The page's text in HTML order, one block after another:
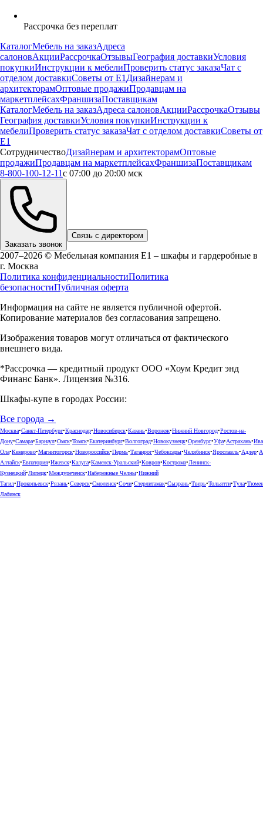
Рассрочка без переплат
КаталогМебель на заказАдреса
салоновАкцииРассрочкаОтзывыГеография доставкиУсловия
покупкиИнструкции к мебелиПроверить статус заказаЧат с
отделом доставкиСоветы от Е1 Дизайнерам и
архитекторамОптовые продажиПродавцам на
маркетплейсахФраншизаПоставщикам
КаталогМебель на заказАдреса салоновАкцииРассрочкаОтзывы
География доставкиУсловия покупкиИнструкции к
мебелиПроверить статус заказаЧат с отделом доставкиСоветы от
Е1
СотрудничествоДизайнерам и архитекторамОптовые
продажиПродавцам на маркетплейсахФраншизаПоставщикам
8-800-100-12-11с 07:00 до 20:00 мск
Заказать звонок
Связь с директором
2007–2026 © Мебельная компания Е1 – шкафы и гардеробные в
г. Москва
Политика конфиденциальностиПолитика
безопасностиПубличная оферта
Информация на сайте не является публичной офертой.
Копирование материалов без согласования запрещено.
Изображения товаров могут отличаться от фактического
внешнего вида.
*Рассрочка — кредитный продукт ООО «Хоум Кредит энд
Финанс Банк». Лицензия №316.
Шкафы-купе в городах России:
Все города →
Москва•Санкт-Петербург•Краснодар•Новосибирск•Казань•Воронеж•Нижний Новгород•Ростов-на-
Дону•Самара•Барнаул•Омск•Томск•Екатеринбург•Волгоград•Новокузнецк•Оренбург•Уфа•Астрахань•
Ола•Кемерово•Магнитогорск•Новороссийск•Пермь•Таганрог•Чебоксары•Челябинск•Ярославль•Адлер•
Алтайск•Евпатория•Ижевск•Калуга•Каменск-Уральский•Ковров•Кострома•Ленинск-
Кузнецкий•Липецк•Междуреченск•Набережные Челны•Нижний
Тагил•Прокопьевск•Рязань•Северск•Смоленск•Сочи•Стерлитамак•Сызрань•Тверь•Тольятти•Тула•
Лабинск